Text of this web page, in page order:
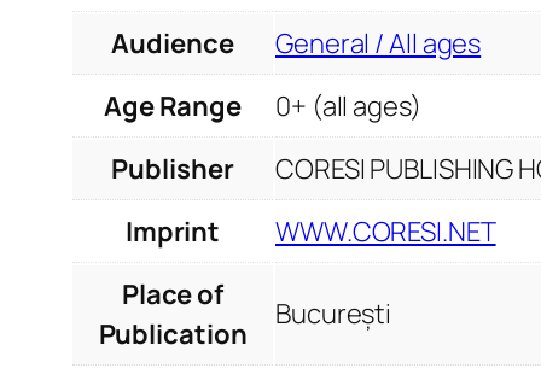
Audience
General / All ages
Age Range
0+ (all ages)
Publisher
CORESI PUBLISHING
Imprint
WWW.CORESI.NET
Place of
Publication
București